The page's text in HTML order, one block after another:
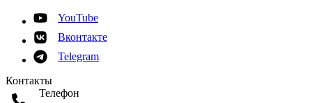
YouTube
Вконтакте
Telegram
Контакты
Телефон